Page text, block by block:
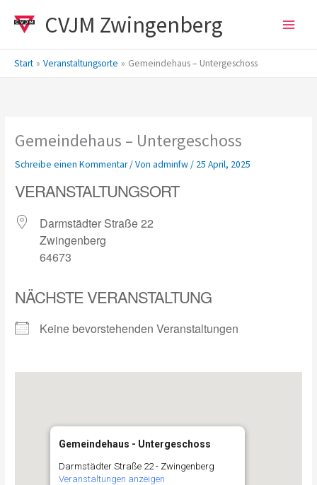
Inhalt
CVJM Zwingenberg
Start Veranstaltungsorte Gemeindehaus – Untergeschoss
Gemeindehaus – Untergeschoss
Schreibe einen Kommentar/ Vonadminfw/ 25 April, 2025
VERANSTALTUNGSORT
Darmstädter Straße 22
Zwingenberg
64673
NÄCHSTE VERANSTALTUNG
Keine bevorstehenden Veranstaltungen
Gemeindehaus - Untergeschoss
Darmstädter Straße 22 - Zwingenberg
Veranstaltungen anzeigen